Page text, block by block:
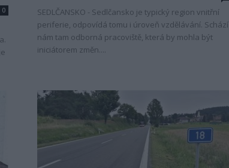
0
SEDLČANSKO - Sedlčansko je typický region vnitřní
periferie, odpovídá tomu i úroveň vzdělávání. Schází
nám tam odborná pracoviště, která by mohla být
iniciátorem změn....